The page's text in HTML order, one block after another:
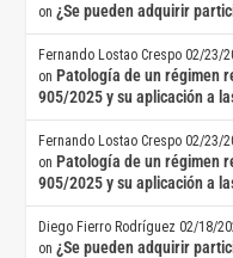
on¿Se pueden adquirir
Fernando Lostao Crespo 02/23/
on Patología de un régimen
905/2025 y su aplicación a
Fernando Lostao Crespo 02/23/
on Patología de un régimen
905/2025 y su aplicación a
Diego Fierro Rodríguez 02/18/
on¿Se pueden adquirir